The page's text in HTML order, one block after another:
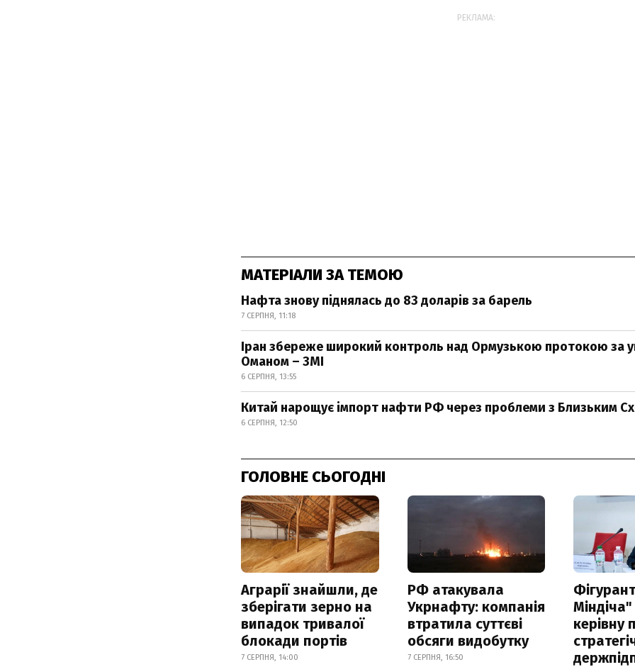
РЕКЛАМА:
МАТЕРІАЛИ ЗА ТЕМОЮ
Нафта знову піднялась до 83 доларів за барель
7 СЕРПНЯ, 11:18
Іран збереже широкий контроль над Ормузькою протокою за
Оманом – ЗМІ
6 СЕРПНЯ, 13:55
Китай нарощує імпорт нафти РФ через проблеми з Близьким
6 СЕРПНЯ, 12:50
ГОЛОВНЕ СЬОГОДНІ
Аграрії знайшли, де
зберігати зерно на
випадок тривалої
блокади портів
7 СЕРПНЯ, 14:00
РФ атакувала
Укрнафту: компанія
втратила суттєві
обсяги видобутку
7 СЕРПНЯ, 16:50
керівну